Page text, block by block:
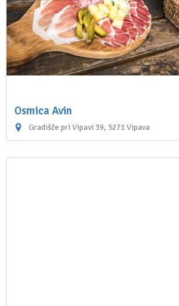
Osmica Avin
Gradišče pri Vipavi 39, 5271 Vipava